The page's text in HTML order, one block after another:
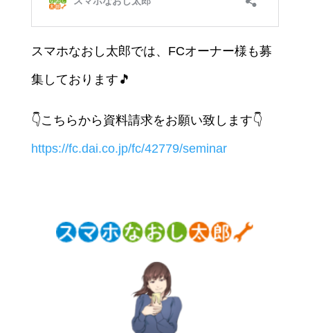
スマホなおし太郎では、FCオーナー様も募
集しております🎵
👇こちらから資料請求をお願い致します👇
https://fc.dai.co.jp/fc/42779/seminar